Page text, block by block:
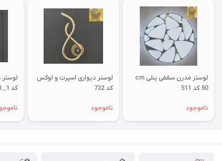
لوستر مدرن سقفی پنلی cm
50 کد 511
ناموجود
لوستر دیواری اسپرت و لوکس
کد 732
ناموجود
کد 1_731